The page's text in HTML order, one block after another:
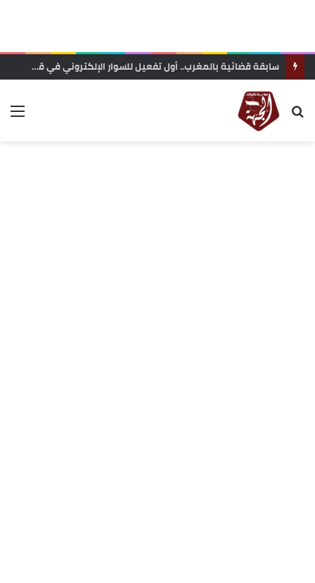
سابقة قضائية بالمغرب.. أول تفعيل للسوار الإلكتروني في قضايا الشيك يدخل حيز التنفيذ